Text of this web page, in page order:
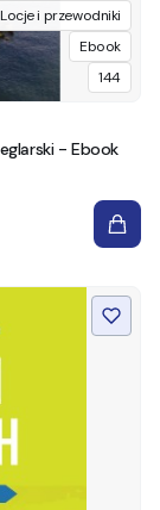
Locje i przewodniki
Ebook
144
- Ebook